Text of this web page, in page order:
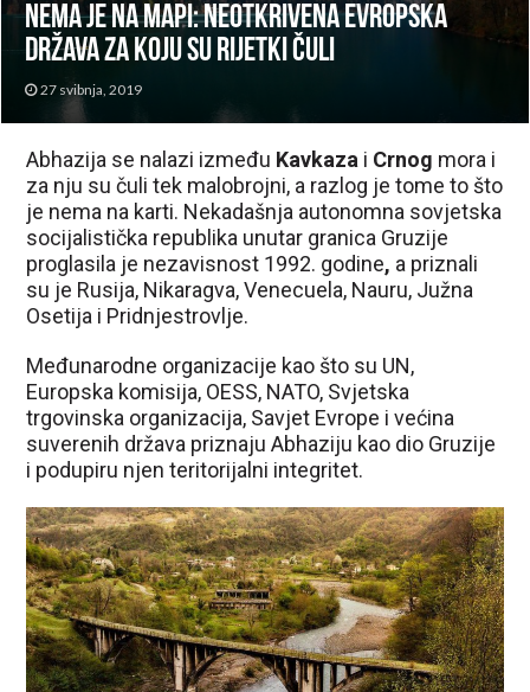
Nema je na mapi: Neotkrivena evropska
država za koju su rijetki čuli
27 svibnja, 2019
Abhazija se nalazi između Kavkaza i Crnog mora i
za nju su čuli tek malobrojni, a razlog je tome to što
je nema na karti. Nekadašnja autonomna sovjetska
socijalistička republika unutar granica Gruzije
proglasila je nezavisnost 1992. godine, a priznali
su je Rusija, Nikaragva, Venecuela, Nauru, Južna
Osetija i Pridnjestrovlje.
Međunarodne organizacije kao što su UN,
Europska komisija, OESS, NATO, Svjetska
trgovinska organizacija, Savjet Evrope i većina
suverenih država priznaju Abhaziju kao dio Gruzije
i podupiru njen teritorijalni integritet.